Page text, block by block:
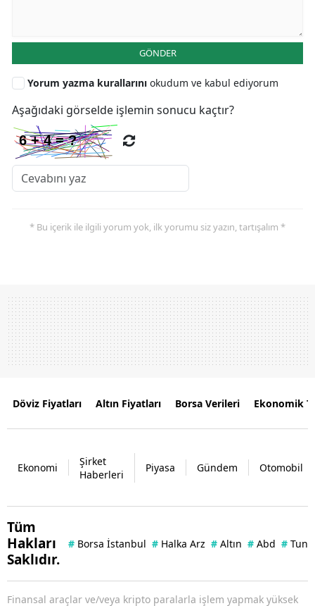
GÖNDER
Yorum yazma kurallarını okudum ve kabul ediyorum
Aşağıdaki görselde işlemin sonucu kaçtır?
* Bu içerik ile ilgili yorum yok, ilk yorumu siz yazın, tartışalım *
Döviz Fiyatları Altın Fiyatları Borsa Verileri Ekonomik
Ekonomi
Şirket
Haberleri
Piyasa Gündem Otomobil
Tüm
Hakları
Saklıdır.
# Borsa İstanbul # Halka Arz # Altın # Abd #
Finansal araçlar ve/veya kripto paralarla işlem yapmak yüksek